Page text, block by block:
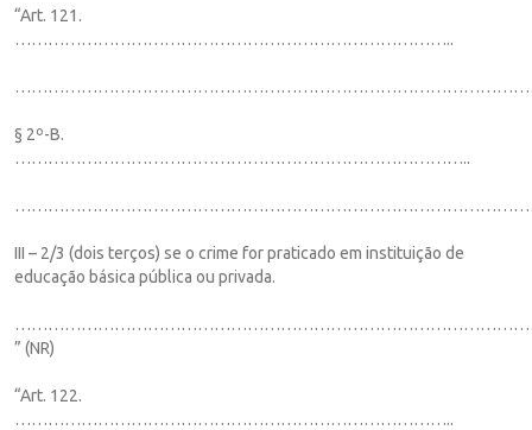
“Art. 121.
……………………………………………………………………..
§ 2º-B.
………………………………………………………………………..
III – 2/3 (dois terços) se o crime for praticado em instituição de
educação básica pública ou privada.
” (NR)
“Art. 122.
……………………………………………………………………..